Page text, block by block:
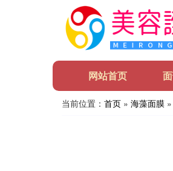
网站首页
当前位置： 首页 » 海藻面膜